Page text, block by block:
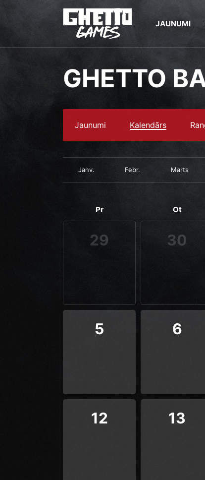
JAUNUMI
GHETTO
Jaunumi Kalendārs
Janv. Febr. Marts
Pr Ot
29 30
5 6
12 13